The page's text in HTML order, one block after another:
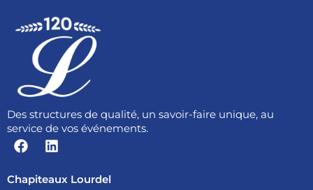
Des structures de qualité, un savoir-faire unique, au
service de vos événements.
F
a
e
L
i
k
Chapiteaux Lourdel